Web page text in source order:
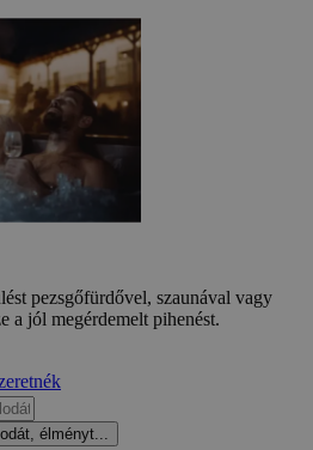
pezsgőfürdővel, szaunával vagy
a jól megérdemelt pihenést.
élményt...